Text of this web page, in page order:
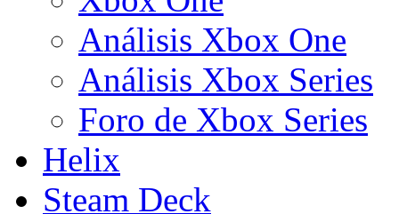
Análisis Xbox One
Análisis Xbox Series
Foro de Xbox Series
Helix
Steam Deck